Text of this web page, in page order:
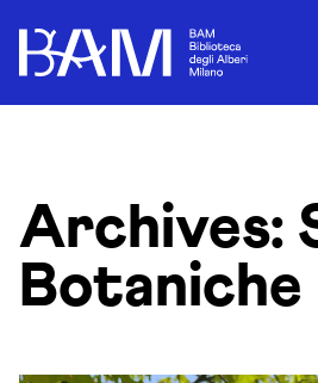
Archives:
Botaniche